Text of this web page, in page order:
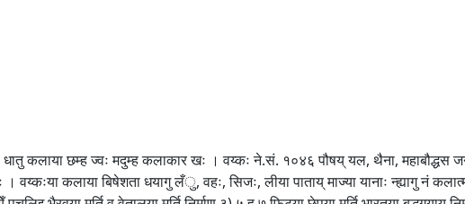
धातु कलाया छम्ह ज्वः मदुम्ह कलाकार खः । वय्कः ने.सं. १०४६ पौषय् यल, थैना,
वय्कःया कलाया बिषेशता धयागु लँु, वहः, सिजः, लीया पाताय् माज्या यानाः न्ह्यागु नं